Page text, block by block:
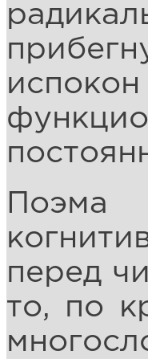
Поэма
перед
то, по